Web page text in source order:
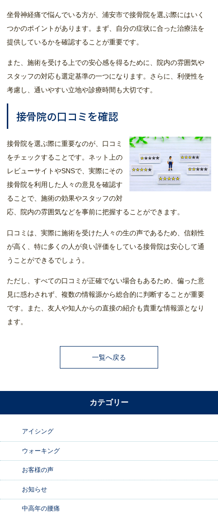
坐骨神経痛で悩んでいる方が、浦安市で接骨院を選ぶ際にはいく
つかのポイントがあります。まず、自分の症状に合った治療法を
提供しているかを確認することが重要です。
また、施術を受ける上での安心感を得るために、院内の雰囲気や
スタッフの対応も選定基準の一つになります。さらに、利便性を
考慮し、通いやすい立地や診療時間も大切です。
接骨院の口コミを確認
接骨院を選ぶ際に重要なのが、口コミ
をチェックすることです。ネット上の
レビューサイトやSNSで、実際にその
接骨院を利用した人々の意見を確認す
ることで、施術の効果やスタッフの対
応、院内の雰囲気などを事前に把握することができます。
口コミは、実際に施術を受けた人々の生の声であるため、信頼性
が高く、特に多くの人が良い評価をしている接骨院は安心して通
うことができるでしょう。
ただし、すべての口コミが正確でない場合もあるため、偏った意
見に惑わされず、複数の情報源から総合的に判断することが重要
です。また、友人や知人からの直接の紹介も貴重な情報源となり
ます。
一覧へ戻る
カテゴリー
アイシング
ウォーキング
お客様の声
お知らせ
中高年の腰痛